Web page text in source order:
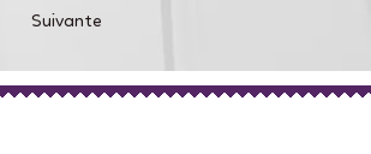
Suivante